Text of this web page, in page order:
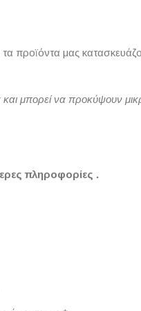
προϊόντα μας
και μπορεί να προκύψουν
πληροφορίες .